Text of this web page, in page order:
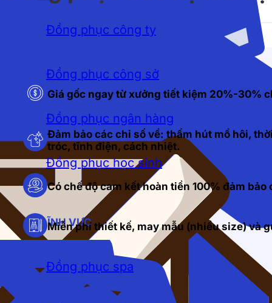
Đồng phục công ty
Đồng phục công sở
Đồng phục ngân hàng
Đồng phục học sinh
LĨNH VỰC
Đồng phục spa
Giá gốc ngay từ xưởng tiết kiệm 20%-30%
Đảm bảo các chỉ số về: thấm hút mồ hôi,
tróc, tĩnh điện, cách nhiệt.
Có chế độ cam kết hoàn tiền 100% đảm
Miễn phí thiết kế, may mẫu (nhiều size) và